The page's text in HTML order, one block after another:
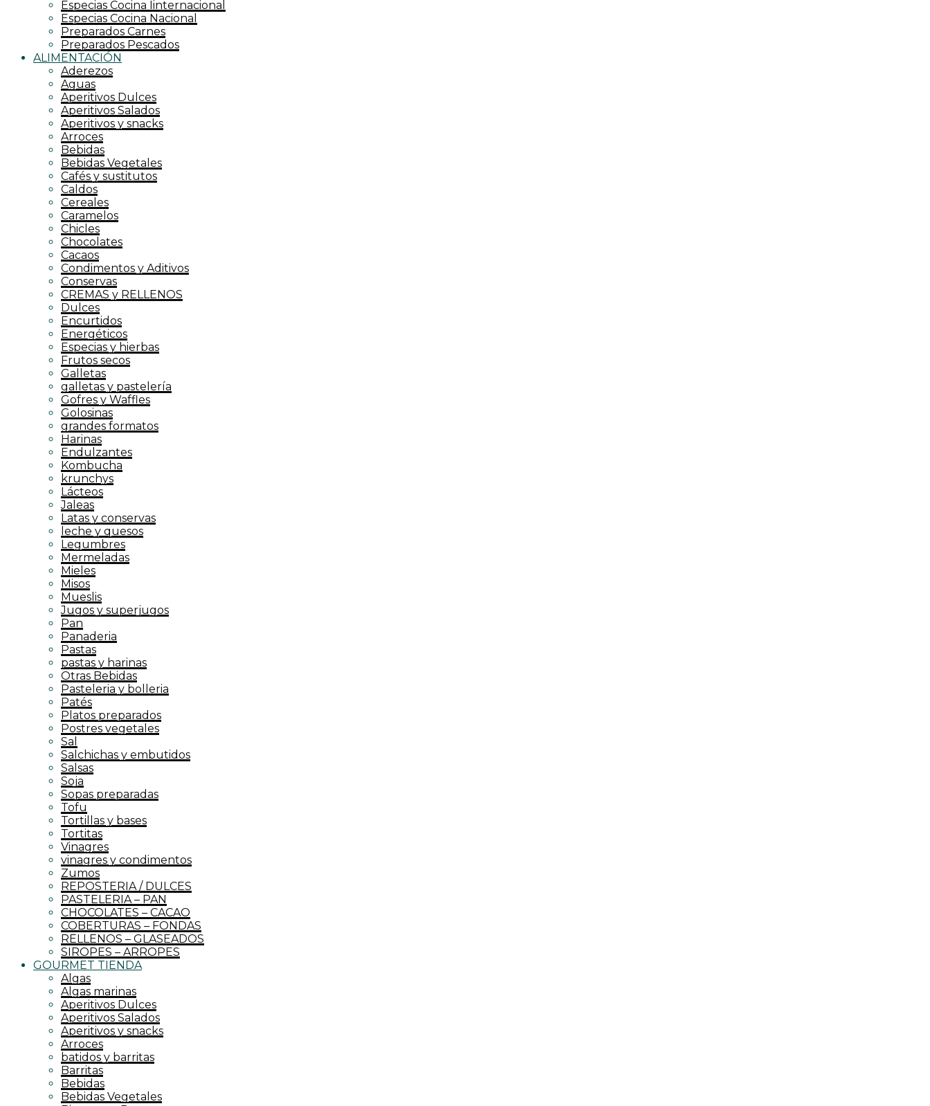
Especias Cocina Iinternacional
Especias Cocina Nacional
Preparados Carnes
Preparados Pescados
ALIMENTACIÓN
Aderezos
Aguas
Aperitivos Dulces
Aperitivos Salados
Aperitivos y snacks
Arroces
Bebidas
Bebidas Vegetales
Cafés y sustitutos
Caldos
Cereales
Caramelos
Chicles
Chocolates
Cacaos
Condimentos y Aditivos
Conservas
CREMAS y RELLENOS
Dulces
Encurtidos
Energéticos
Especias y hierbas
Frutos secos
Galletas
galletas y pastelería
Gofres y Waffles
Golosinas
grandes formatos
Harinas
Endulzantes
Kombucha
krunchys
Lácteos
Jaleas
Latas y conservas
leche y quesos
Legumbres
Mermeladas
Mieles
Misos
Mueslis
Jugos y superjugos
Pan
Panaderia
Pastas
pastas y harinas
Otras Bebidas
Pasteleria y bolleria
Patés
Platos preparados
Postres vegetales
Sal
Salchichas y embutidos
Salsas
Soja
Sopas preparadas
Tofu
Tortillas y bases
Tortitas
Vinagres
vinagres y condimentos
Zumos
REPOSTERIA / DULCES
PASTELERIA – PAN
CHOCOLATES – CACAO
COBERTURAS – FONDAS
RELLENOS – GLASEADOS
SIROPES – ARROPES
GOURMET TIENDA
Algas
Algas marinas
Aperitivos Dulces
Aperitivos Salados
Aperitivos y snacks
Arroces
batidos y barritas
Barritas
Bebidas
Bebidas Vegetales